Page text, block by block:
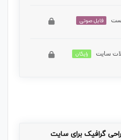
فایل صوتی
برای دسترسی کامل به
سایت رایگان
گرافیک برای سایت